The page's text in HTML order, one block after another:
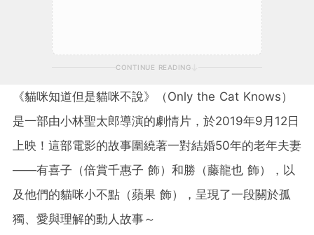
CONTINUE READING
《貓咪知道但是貓咪不說》（Only the Cat Knows）
是一部由小林聖太郎導演的劇情片，於2019年9月12日
上映！這部電影的故事圍繞著一對結婚50年的老年夫妻
——有喜子（倍賞千惠子 飾）和勝（藤龍也 飾），以
及他們的貓咪小不點（蘋果 飾），呈現了一段關於孤
獨、愛與理解的動人故事～